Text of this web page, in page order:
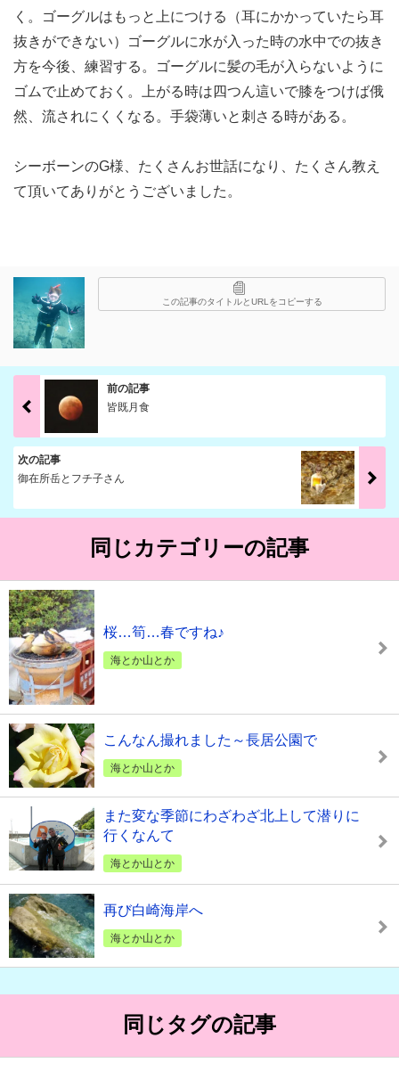
く。ゴーグルはもっと上につける（耳にかかっていたら耳
抜きができない）ゴーグルに水が入った時の水中での抜き
方を今後、練習する。ゴーグルに髪の毛が入らないように
ゴムで止めておく。上がる時は四つん這いで膝をつけば俄
然、流されにくくなる。手袋薄いと刺さる時がある。
シーボーンのG様、たくさんお世話になり、たくさん教え
て頂いてありがとうございました。
この記事のタイトルとURLをコピーする
前の記事
皆既月食
次の記事
御在所岳とフチ子さん
同じカテゴリーの記事
桜…筍…春ですね♪
海とか山とか
こんなん撮れました～長居公園で
海とか山とか
また変な季節にわざわざ北上して潜りに
行くなんて
海とか山とか
再び白崎海岸へ
海とか山とか
同じタグの記事